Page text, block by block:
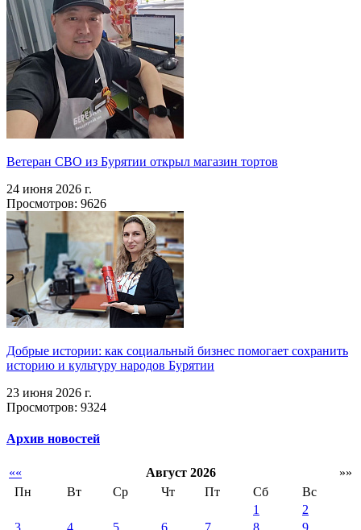
Ветеран СВО из Бурятии открыл магазин тортов
24 июня 2026 г.
Просмотров: 9626
Добрые истории: как социальный бизнес помогает сохранить
историю и культуру народов Бурятии
23 июня 2026 г.
Просмотров: 9324
Архив новостей
«« Август 2026
»»
Пн
Вт Ср Чт Пт Сб
Вс
1
2
3
4 5 6 7 8 9